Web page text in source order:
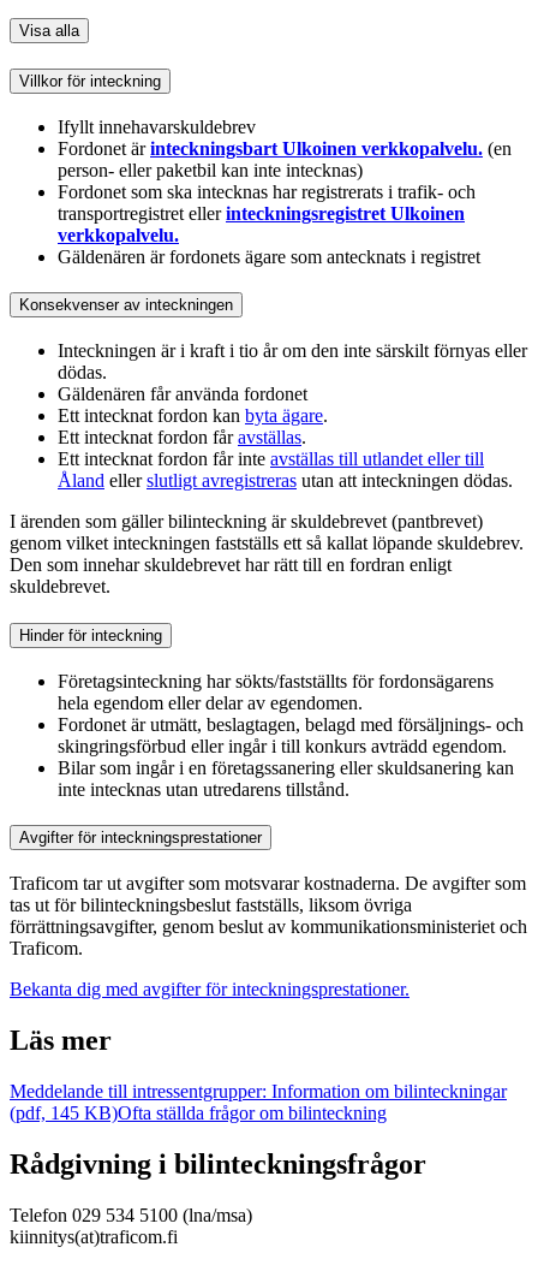
Visa alla
Villkor för inteckning
Ifyllt innehavarskuldebrev
Fordonet ärinteckningsbart Ulkoinen verkkopalvelu. (en
person- eller paketbil kan inte intecknas)
Fordonet som ska intecknas har registrerats i trafik- och
transportregistret ellerinteckningsregistret Ulkoinen
verkkopalvelu.
Gäldenären är fordonets ägare som antecknats i registret
Konsekvenser av inteckningen
Inteckningen är i kraft i tio år om den inte särskilt förnyas eller
dödas.
Gäldenären får använda fordonet
Ett intecknat fordon kan byta ägare.
Ett intecknat fordon fåravställas.
Ett intecknat fordon får inte avställas till utlandet eller till
Åland ellerslutligt avregistreras utan att inteckningen dödas.
I ärenden som gäller bilinteckning är skuldebrevet (pantbrevet)
genom vilket inteckningen fastställs ett så kallat löpande skuldebrev.
Den som innehar skuldebrevet har rätt till en fordran enligt
skuldebrevet.
Hinder för inteckning
Företagsinteckning har sökts/fastställts för fordonsägarens
hela egendom eller delar av egendomen.
Fordonet är utmätt, beslagtagen, belagd med försäljnings- och
skingringsförbud eller ingår i till konkurs avträdd egendom.
Bilar som ingår i en företagssanering eller skuldsanering kan
inte intecknas utan utredarens tillstånd.
Avgifter för inteckningsprestationer
Traficom tar ut avgifter som motsvarar kostnaderna. De avgifter som
tas ut för bilinteckningsbeslut fastställs, liksom övriga
förrättningsavgifter, genom beslut av kommunikationsministeriet och
Traficom.
Bekanta dig med avgifter för inteckningsprestationer.
Läs mer
Meddelande till intressentgrupper: Information om bilinteckningar
(pdf, 145 KB)Ofta ställda frågor om bilinteckning
Rådgivning i bilinteckningsfrågor
Telefon 029 534 5100 (lna/msa)
kiinnitys(at)traficom.fi